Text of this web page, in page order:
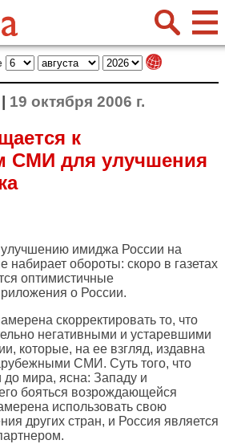
19 октября 2006 г.
к
СМИ для улучшения
имиджа России на
набирает обороты: скоро в газетах
оптимистичные
о России.
скорректировать то, что
негативными и устаревшими
которые, на ее взгляд, издавна
СМИ. Суть того, что
до мира, ясна: Западу и
бояться возрождающейся
использовать свою
других стран, и Россия является